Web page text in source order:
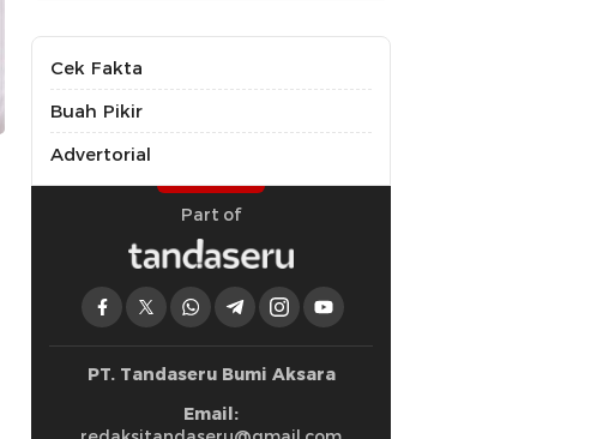
Cek Fakta
Buah Pikir
Advertorial
Part of
PT. Tandaseru Bumi Aksara
Email: